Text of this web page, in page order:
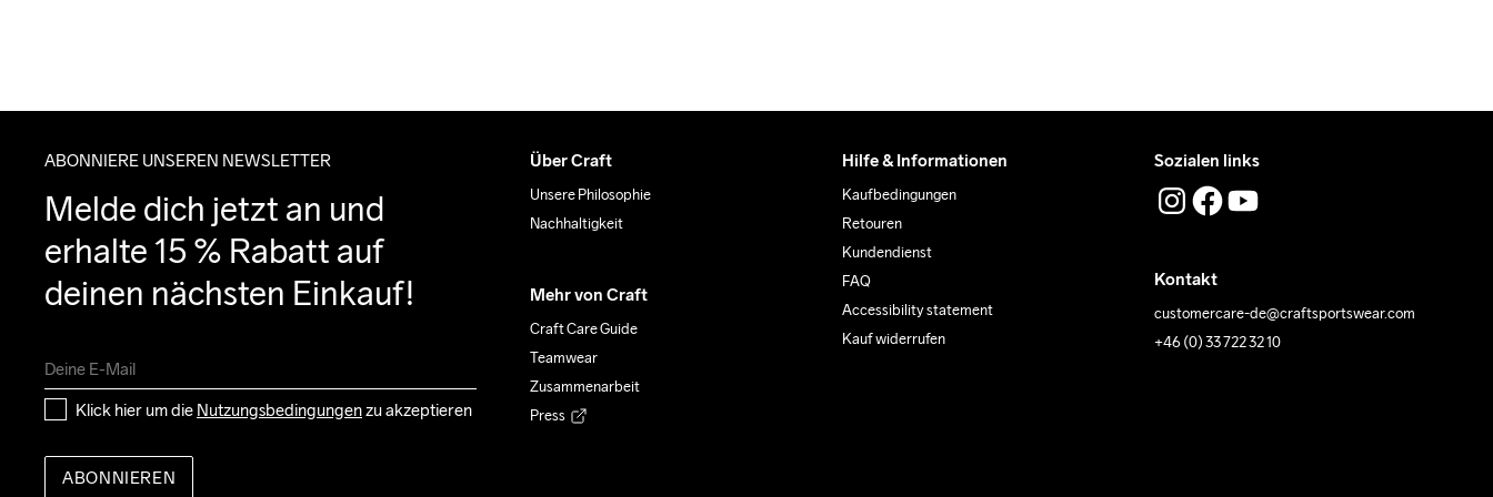
ABONNIERE UNSEREN NEWSLETTER
Melde dich jetzt an und
erhalte 15 % Rabatt auf
deinen nächsten Einkauf!
Klick hier um die Nutzungsbedingungen zu akzeptieren
ABONNIEREN
Über Craft
Unsere Philosophie
Nachhaltigkeit
Mehr von Craft
Craft Care Guide
Teamwear
Zusammenarbeit
Press
Hilfe & Informationen
Kaufbedingungen
Retouren
Kundendienst
FAQ
Accessibility statement
Kauf widerrufen
Sozialen links
Kontakt
customercare-de@craftsportswear.com
+46 (0) 33 722 32 10